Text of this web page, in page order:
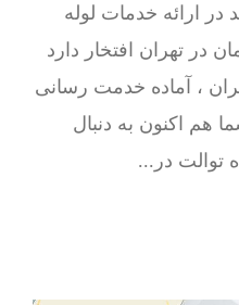
در ارائه خدمات لوله
در تهران افتخار دارد
، آماده خدمت رسانی
هم اکنون به دنبال
توالت در...